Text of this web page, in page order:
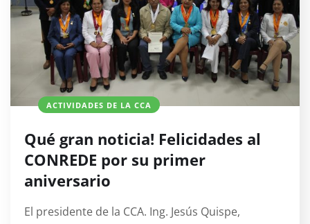
ACTIVIDADES DE LA CCA
Qué gran noticia! Felicidades al
CONREDE por su primer
aniversario
El presidente de la CCA. Ing. Jesús Quispe,